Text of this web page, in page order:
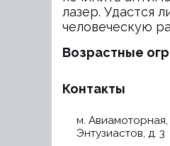
лазер. Удастся
человеческую
Возрастные
Контакты
м. Авиамоторная,
Энтузиастов, д. 3